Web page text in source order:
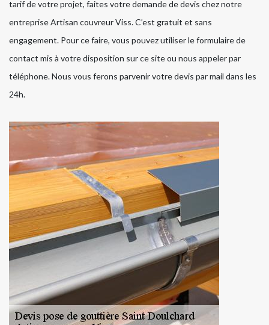
tarif de votre projet, faites votre demande de devis chez notre
entreprise Artisan couvreur Viss. C’est gratuit et sans
engagement. Pour ce faire, vous pouvez utiliser le formulaire de
contact mis à votre disposition sur ce site ou nous appeler par
téléphone. Nous vous ferons parvenir votre devis par mail dans les
24h.